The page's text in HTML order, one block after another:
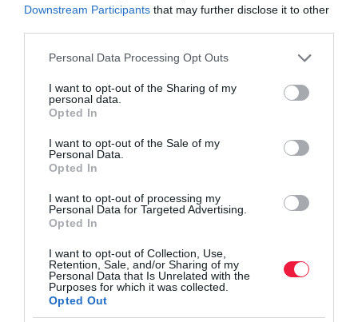
Downstream Participants that may further disclose it to other
Please note that this website/app uses one or more Google
not limited to your visit or usage behaviour. You may click to
grant or deny consent to Google and its third-party tags to
use your data for below specified purposes in below Google
consent section.
Personal Data Processing Opt Outs
I want to opt-out of the Sharing of my
personal data.
Opted In
I want to opt-out of the Sale of my
Personal Data.
Opted In
I want to opt-out of processing my
Personal Data for Targeted Advertising.
Opted In
I want to opt-out of Collection, Use,
Retention, Sale, and/or Sharing of my
Personal Data that Is Unrelated with the
Purposes for which it was collected.
Opted Out
CSR Hungary-díjas az újHÁZ Centrum Pöttöm
Fürdő Program
Kihirdették a Magyar Üzleti Felelősség Díj, a CSR Hungary Díj
társadalmi felelősségvállalás jegyében elindított országos
ovimosdó felújítási…